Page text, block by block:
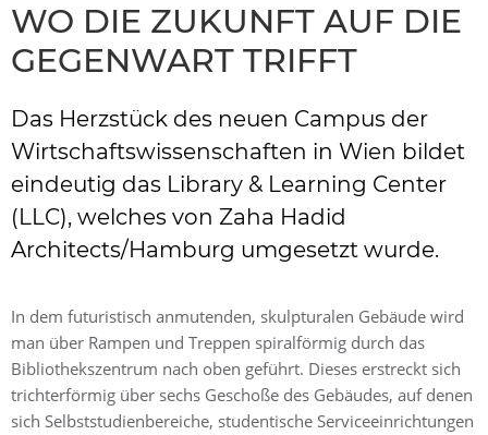
WO DIE ZUKUNFT AUF DIE
GEGENWART TRIFFT
Das Herzstück des neuen Campus der
Wirtschaftswissenschaften in Wien bildet
eindeutig das Library & Learning Center
(LLC), welches von Zaha Hadid
Architects/Hamburg umgesetzt wurde.
In dem futuristisch anmutenden, skulpturalen Gebäude wird
man über Rampen und Treppen spiralförmig durch das
Bibliothekszentrum nach oben geführt. Dieses erstreckt sich
trichterförmig über sechs Geschoße des Gebäudes, auf denen
sich Selbststudienbereiche, studentische Serviceeinrichtungen